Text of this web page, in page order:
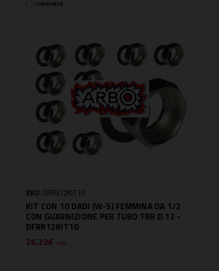
CONFRONTA
SKU: DFRR12KIT10
KIT CON 10 DADI (W-S) FEMMINA DA 1/2
CON GUARNIZIONE PER TUBO TRR D.12 -
DFRR12KIT10
26,23€ + IVA